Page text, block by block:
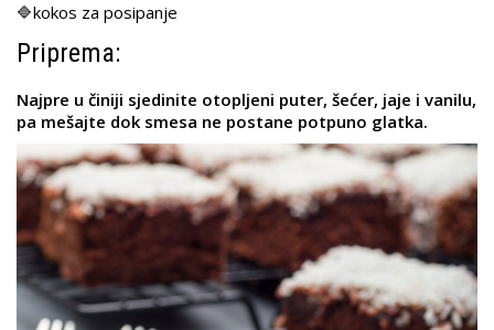
🔷kokos za posipanje
Priprema:
Najpre u činiji sjedinite otopljeni puter, šećer, jaje i vanilu,
pa mešajte dok smesa ne postane potpuno glatka.